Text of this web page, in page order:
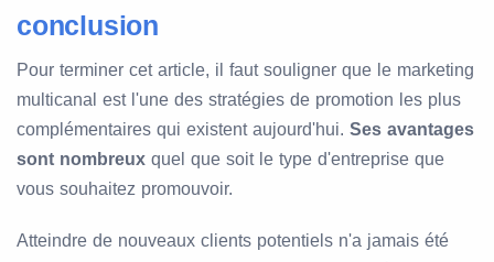
conclusion
Pour terminer cet article, il faut souligner que le marketing
multicanal est l'une des stratégies de promotion les plus
complémentaires qui existent aujourd'hui. Ses avantages
sont nombreux quel que soit le type d'entreprise que
vous souhaitez promouvoir.
Atteindre de nouveaux clients potentiels n'a jamais été